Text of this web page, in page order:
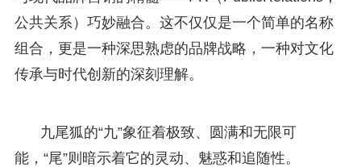
公共关系）巧妙融合。这不仅仅是一个简单的名称
组合，更是一种深思熟虑的品牌战略，一种对文化
传承与时代创新的深刻理解。
九尾狐的“九”象征着极致、圆满和无限可
能，“尾”则暗示着它的灵动、魅惑和追随性。